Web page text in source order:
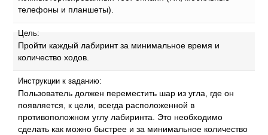
телефоны и планшеты).
Цель:
Пройти каждый лабиринт за минимальное время и
количество ходов.
Инструкции к заданию:
Пользователь должен переместить шар из угла, где он
появляется, к цели, всегда расположенной в
противоположном углу лабиринта. Это необходимо
сделать как можно быстрее и за минимальное количество